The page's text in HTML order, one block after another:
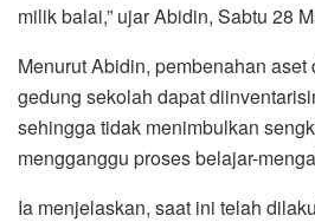
milik balai,” ujar Abidin, Sabtu 28
Menurut Abidin, pembenahan
gedung sekolah dapat
sehingga tidak menimbulkan
mengganggu proses belajar-
Ia menjelaskan, saat ini telah